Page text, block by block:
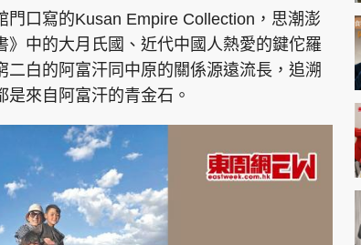
門口寫的Kusan Empire Collection，思潮澎
》中的大月氏國、近代中國人熱愛的鍵佗羅
白的阿富汗同中原的關係源遠流長，追溯
來自阿富汗的青金石。